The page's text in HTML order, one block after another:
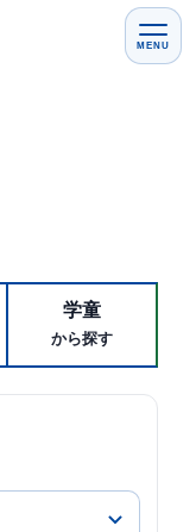
MENU
学童
から探す